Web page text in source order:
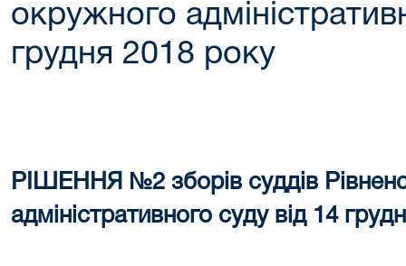
окружного
грудня 2018 року
РІШЕННЯ №2 зборів суддів
адміністративного суду від 14